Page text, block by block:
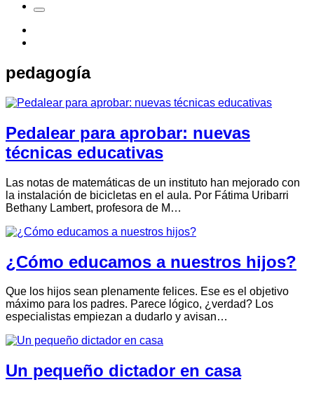
pedagogía
Pedalear para aprobar: nuevas
técnicas educativas
Las notas de matemáticas de un instituto han mejorado con
la instalación de bicicletas en el aula. Por Fátima Uribarri
Bethany Lambert, profesora de M…
¿Cómo educamos a nuestros hijos?
Que los hijos sean plenamente felices. Ese es el objetivo
máximo para los padres. Parece lógico, ¿verdad? Los
especialistas empiezan a dudarlo y avisan…
Un pequeño dictador en casa